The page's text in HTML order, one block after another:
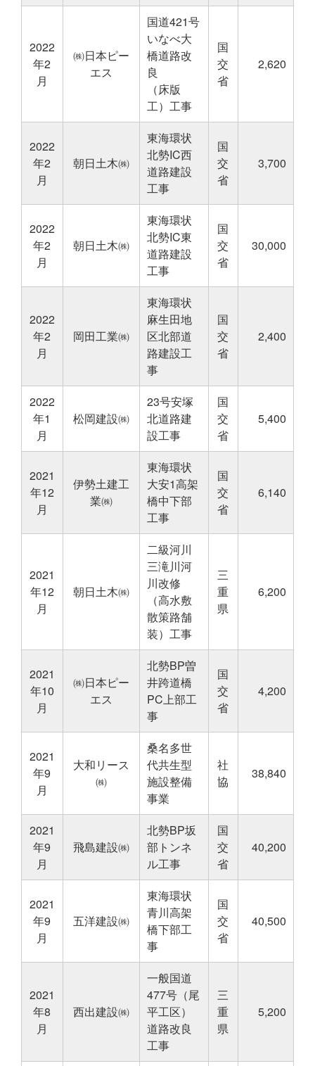
2022
年2
月
㈱日本ピー
エス
国道421号
いなべ大
橋道路改
良
（床版
工）工事
国
交
省
2,620
2022
年2
月
朝日土木㈱
東海環状
北勢IC西
道路建設
工事
国
交
省
3,700
2022
年2
月
朝日土木㈱
東海環状
北勢IC東
道路建設
工事
国
交
省
30,000
2022
年2
月
岡田工業㈱
東海環状
麻生田地
区北部道
路建設工
事
国
交
省
2,400
2022
年1
月
松岡建設㈱
23号安塚
北道路建
設工事
国
交
省
5,400
2021
年12
月
伊勢土建工
業㈱
東海環状
大安1高架
橋中下部
工事
国
交
省
6,140
2021
年12
月
朝日土木㈱
二級河川
三滝川河
川改修
（高水敷
散策路舗
装）工事
三
重
県
6,200
2021
年10
月
㈱日本ピー
エス
北勢BP曽
井跨道橋
PC上部工
事
国
交
省
4,200
2021
年9
月
大和リース
㈱
桑名多世
代共生型
施設整備
事業
社
協
38,840
2021
年9
月
飛島建設㈱
北勢BP坂
部トンネ
ル工事
国
交
省
40,200
2021
年9
月
五洋建設㈱
東海環状
青川高架
橋下部工
事
国
交
省
40,500
2021
年8
月
西出建設㈱
一般国道
477号（尾
平工区）
道路改良
工事
三
重
県
5,200